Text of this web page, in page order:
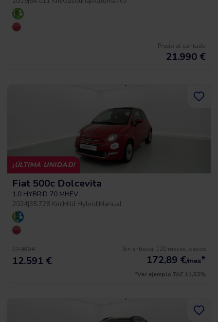
Precio al contado
21.990 €
¡ÚLTIMA UNIDAD!
Fiat 500c Dolcevita
1.0 HYBRID 70 MHEV
2024|35.728 Km|Mild Hybrid|Manual
13.990 €
12.591 €
Sin entrada, 120 meses, desde
172,89 €/mes*
*Ver ejemplo TAE 11,53%